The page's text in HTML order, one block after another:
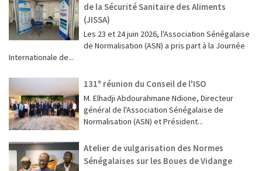
de la Sécurité Sanitaire des Aliments
(JISSA)
‎Les 23 et 24 juin 2026, l'Association Sénégalaise
de Normalisation (ASN) a pris part à la Journée
Internationale de...
131ᵉ réunion du Conseil de l'ISO
M. Elhadji Abdourahmane Ndione, Directeur
général de l'Association Sénégalaise de
Normalisation (ASN) et Président...
Atelier de vulgarisation des Normes
Sénégalaises sur les Boues de Vidange